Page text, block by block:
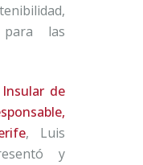
las
de
, Luis
y